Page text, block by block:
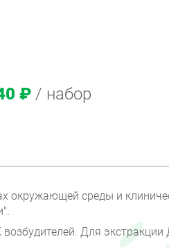
₽ / набор
окружающей среды и
Для